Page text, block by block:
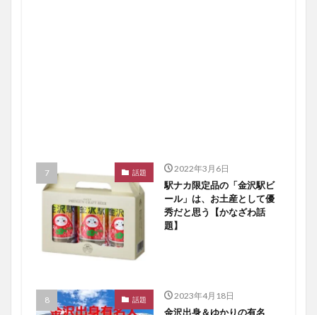
話題 2022年3月6日
駅ナカ限定品の「金沢駅ビ
ール」は、お土産として優
秀だと思う【かなざわ話
題】
話題 2023年4月18日
金沢出身＆ゆかりの有名